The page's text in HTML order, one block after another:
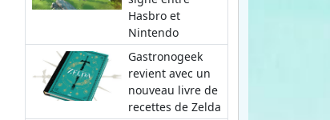
Hasbro et
Nintendo
Gastronogeek
revient avec un
nouveau livre de
recettes de Zelda